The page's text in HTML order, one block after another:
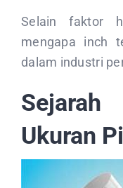
Selain faktor
mengapa inch
dalam industri
Ukuran